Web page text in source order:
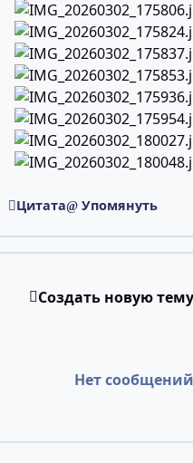
Цитата Упомянуть
Создать новую тему
Нет